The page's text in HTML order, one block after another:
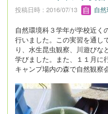
投稿日時 : 2016/07/13 自
自然環境科３学年が学校近く
行いました。この実習を通し
り、水生昆虫観察、川遊びな
学びました。また、１１月に
キャンプ場内の森で自然観察